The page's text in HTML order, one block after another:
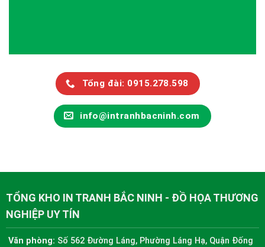
Tổng đài: 0915.278.598
info@intranhbacninh.com
TỔNG KHO IN TRANH BẮC NINH - ĐỒ HỌA THƯƠNG
NGHIỆP UY TÍN
Văn phòng: Số 562 Đường Láng, Phường Láng Hạ, Quận Đống